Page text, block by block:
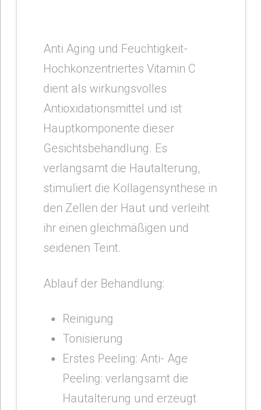
Anti Aging und Feuchtigkeit-
Hochkonzentriertes Vitamin C
dient als wirkungsvolles
Antioxidationsmittel und ist
Hauptkomponente dieser
Gesichtsbehandlung. Es
verlangsamt die Hautalterung,
stimuliert die Kollagensynthese in
den Zellen der Haut und verleiht
ihr einen gleichmäßigen und
seidenen Teint.
Ablauf der Behandlung:
Reinigung
Tonisierung
Erstes Peeling: Anti- Age
Peeling: verlangsamt die
Hautalterung und erzeugt